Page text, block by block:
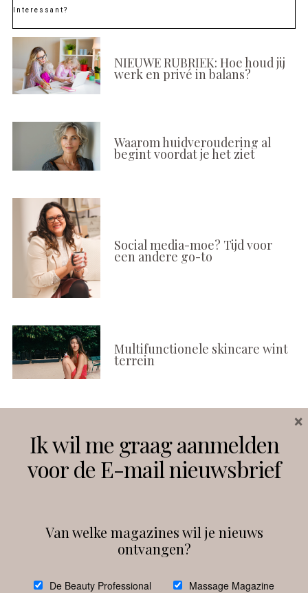
Interessant?
NIEUWE RUBRIEK: Hoe houd jij
werk en privé in balans?
Waarom huidveroudering al
begint voordat je het ziet
Social media-moe? Tijd voor
een andere go-to
Multifunctionele skincare wint
terrein
Instagram Facebook
debeautyprofessional
Ik wil me graag aanmelden
voor de E-mail nieuwsbrief
Van welke magazines wil je nieuws
ontvangen?
De Beauty Professional Massage Magazine
×